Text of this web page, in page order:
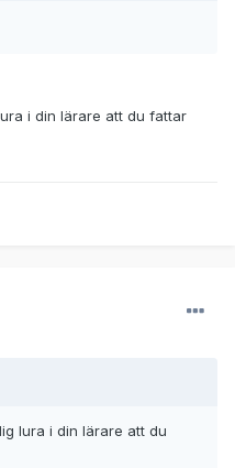
i din lärare att du fattar
lura i din lärare att du